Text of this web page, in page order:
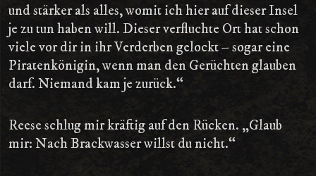
und stärker als alles, womit ich hier auf dieser Insel
je zu tun haben will. Dieser verfluchte Ort hat schon
viele vor dir in ihr Verderben gelockt – sogar eine
Piratenkönigin, wenn man den Gerüchten glauben
darf. Niemand kam je zurück.“
Reese schlug mir kräftig auf den Rücken. „Glaub
mir: Nach Brackwasser willst du nicht.“